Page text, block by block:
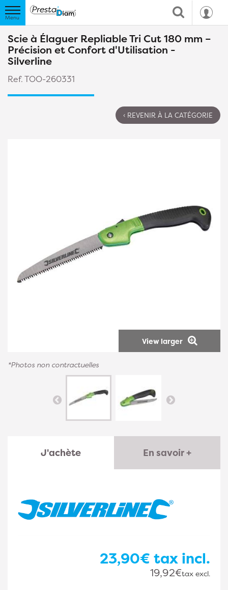
Scie à Élaguer Repliable Tri Cut 180 mm –
Précision et Confort d'Utilisation -
Silverline
Ref. TOO-260331
‹ REVENIR À LA CATÉGORIE
View larger
*Photos non contractuelles
J'achète En savoir +
23,90€ tax incl.
19,92€tax excl.